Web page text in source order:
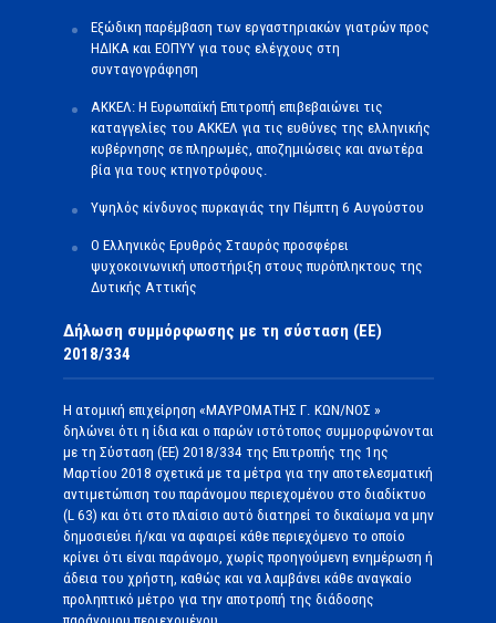
Εξώδικη παρέμβαση των εργαστηριακών γιατρών προς
ΗΔΙΚΑ και ΕΟΠΥΥ για τους ελέγχους στη
συνταγογράφηση
ΑΚΚΕΛ: Η Ευρωπαϊκή Επιτροπή επιβεβαιώνει τις
καταγγελίες του ΑΚΚΕΛ για τις ευθύνες της ελληνικής
κυβέρνησης σε πληρωμές, αποζημιώσεις και ανωτέρα
βία για τους κτηνοτρόφους.
Υψηλός κίνδυνος πυρκαγιάς την Πέμπτη 6 Αυγούστου
Ο Ελληνικός Ερυθρός Σταυρός προσφέρει
ψυχοκοινωνική υποστήριξη στους πυρόπληκτους της
Δυτικής Αττικής
Δήλωση συμμόρφωσης με τη σύσταση (ΕΕ)
2018/334
Η ατομική επιχείρηση «ΜΑΥΡΟΜΑΤΗΣ Γ. ΚΩΝ/ΝΟΣ »
δηλώνει ότι η ίδια και ο παρών ιστότοπος συμμορφώνονται
με τη Σύσταση (ΕΕ) 2018/334 της Επιτροπής της 1ης
Μαρτίου 2018 σχετικά με τα μέτρα για την αποτελεσματική
αντιμετώπιση του παράνομου περιεχομένου στο διαδίκτυο
(L 63) και ότι στο πλαίσιο αυτό διατηρεί το δικαίωμα να μην
δημοσιεύει ή/και να αφαιρεί κάθε περιεχόμενο το οποίο
κρίνει ότι είναι παράνομο, χωρίς προηγούμενη ενημέρωση ή
άδεια του χρήστη, καθώς και να λαμβάνει κάθε αναγκαίο
προληπτικό μέτρο για την αποτροπή της διάδοσης